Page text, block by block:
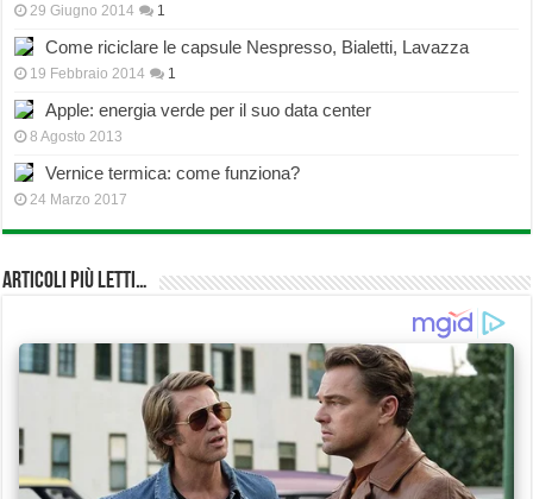
29 Giugno 2014 1
Come riciclare le capsule Nespresso, Bialetti, Lavazza
19 Febbraio 2014 1
Apple: energia verde per il suo data center
8 Agosto 2013
Vernice termica: come funziona?
24 Marzo 2017
Articoli più Letti…